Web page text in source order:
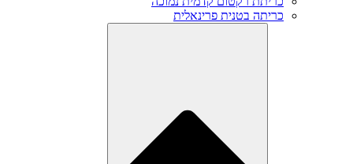
כריתה בטנית פרינאלית